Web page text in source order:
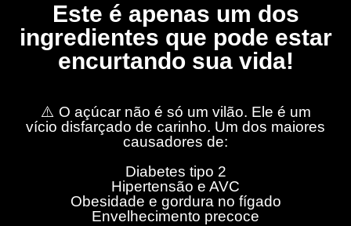
Este é apenas um dos
ingredientes que pode estar
encurtando sua vida!
⚠️ O açúcar não é só um vilão. Ele é um
vício disfarçado de carinho. Um dos maiores
causadores de:
Diabetes tipo 2
Hipertensão e AVC
Obesidade e gordura no fígado
Envelhecimento precoce